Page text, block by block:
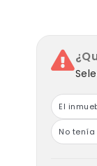
El
No